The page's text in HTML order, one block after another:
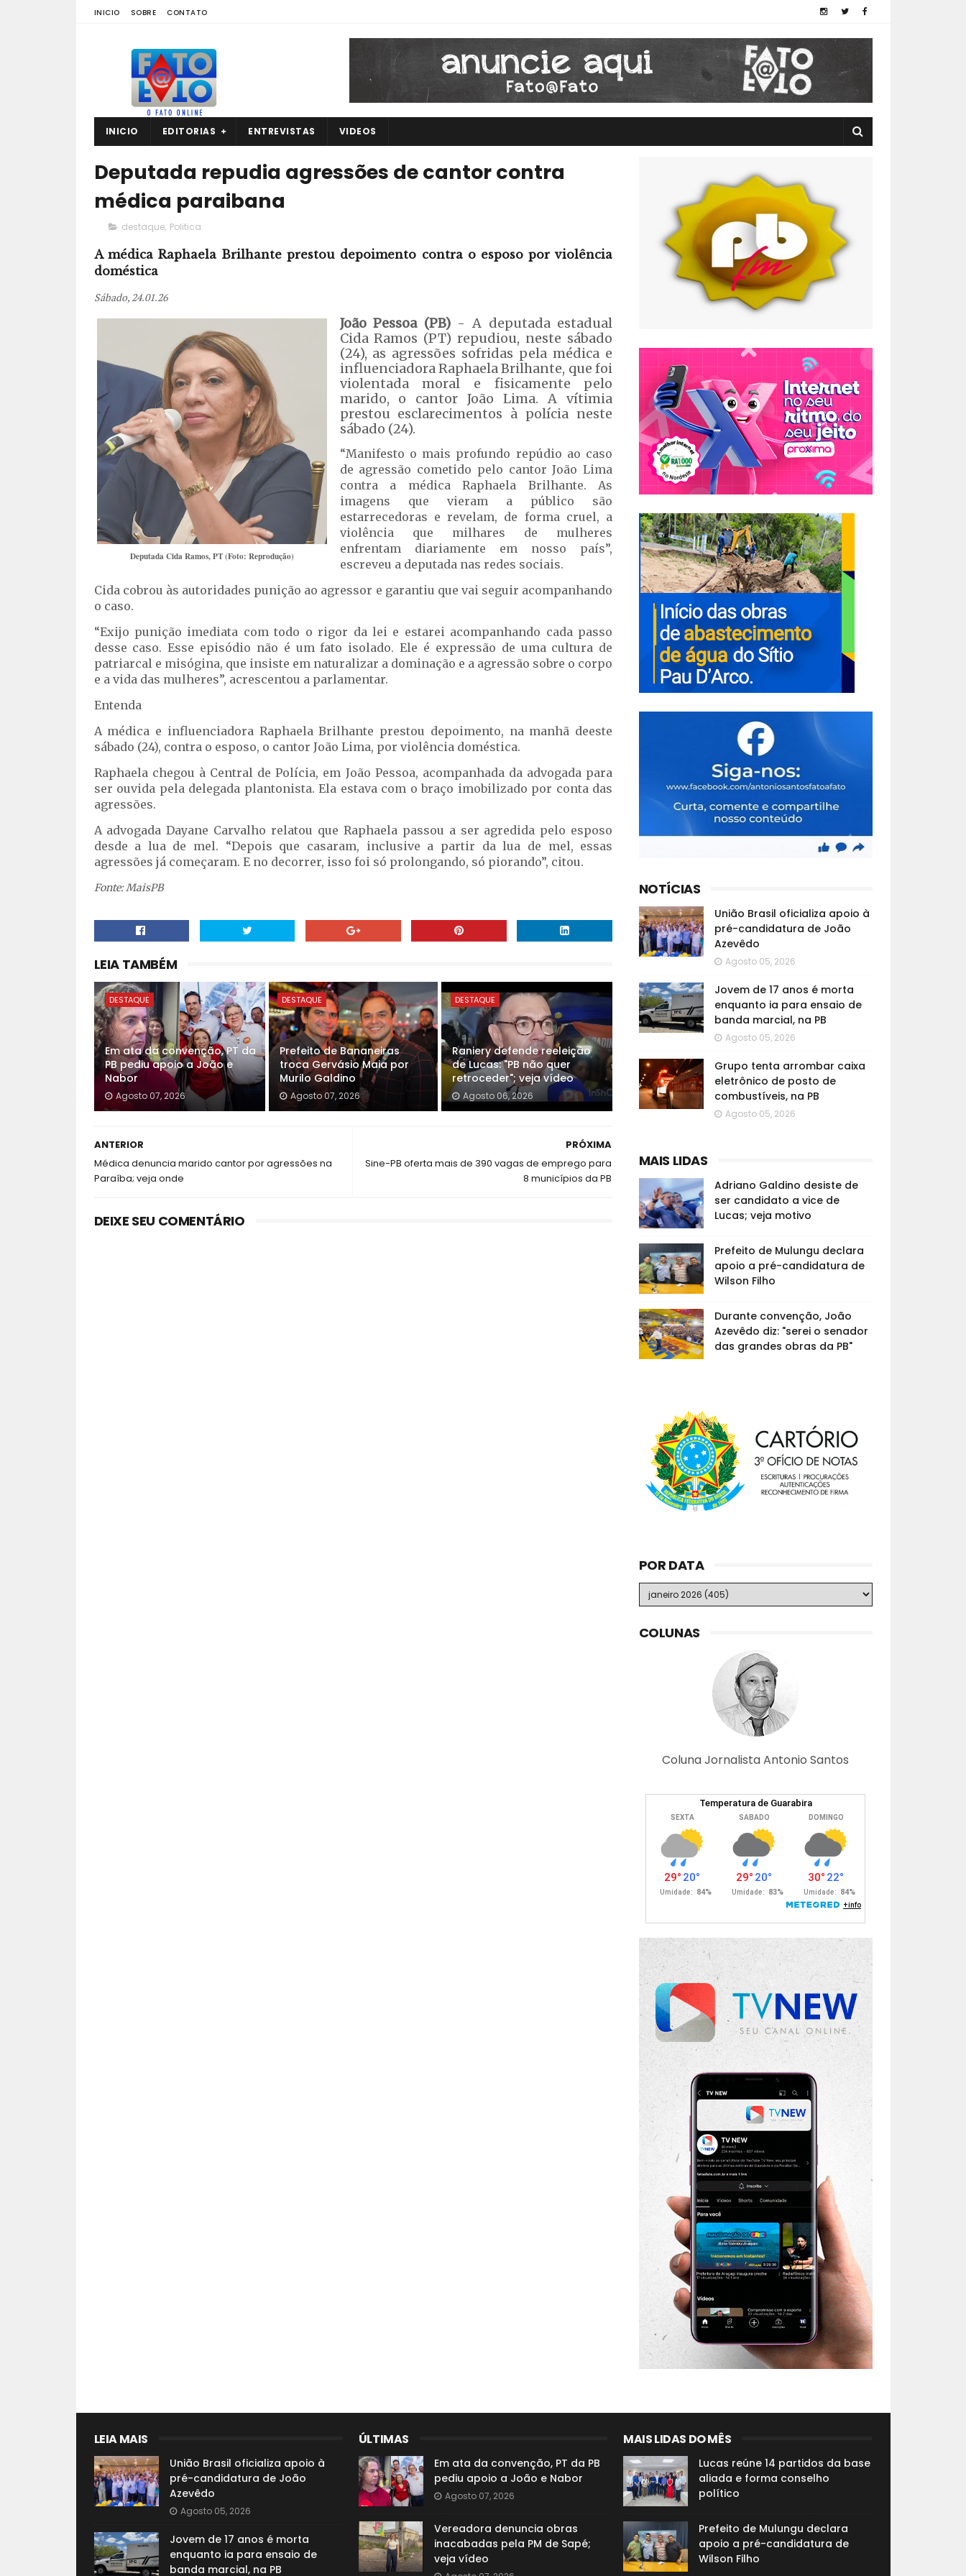
INICIO SOBRE CONTATO
INICIO EDITORIAS ENTREVISTAS VIDEOS
Deputada repudia agressões de cantor contra
médica paraibana
destaque, Politica
A médica Raphaela Brilhante prestou depoimento contra o esposo por violência
doméstica
Sábado, 24.01.26
Deputada Cida Ramos, PT (Foto: Reprodução)
João Pessoa (PB)- A deputada estadual
Cida Ramos (PT) repudiou, neste sábado
(24), as agressões sofridas pela médica e
influenciadora Raphaela Brilhante, que foi
violentada moral e fisicamente pelo
marido, o cantor João Lima. A vítimia
prestou esclarecimentos à polícia neste
sábado (24).
“Manifesto o mais profundo repúdio ao caso
de agressão cometido pelo cantor João Lima
contra a médica Raphaela Brilhante. As
imagens que vieram a público são
estarrecedoras e revelam, de forma cruel, a
violência que milhares de mulheres
enfrentam diariamente em nosso país”,
escreveu a deputada nas redes sociais.
Cida cobrou às autoridades punição ao agressor e garantiu que vai seguir acompanhando
o caso.
“Exijo punição imediata com todo o rigor da lei e estarei acompanhando cada passo
desse caso. Esse episódio não é um fato isolado. Ele é expressão de uma cultura de
patriarcal e misógina, que insiste em naturalizar a dominação e a agressão sobre o corpo
e a vida das mulheres”, acrescentou a parlamentar.
Entenda
A médica e influenciadora Raphaela Brilhante prestou depoimento, na manhã deeste
sábado (24), contra o esposo, o cantor João Lima, por violência doméstica.
Raphaela chegou à Central de Polícia, em João Pessoa, acompanhada da advogada para
ser ouvida pela delegada plantonista. Ela estava com o braço imobilizado por conta das
agressões.
A advogada Dayane Carvalho relatou que Raphaela passou a ser agredida pelo esposo
desde a lua de mel. “Depois que casaram, inclusive a partir da lua de mel, essas
agressões já começaram. E no decorrer, isso foi só prolongando, só piorando”, citou.
Fonte: MaisPB
LEIA TAMBÉM
DESTAQUE
Em ata da convenção, PT da
PB pediu apoio a João e
Nabor
Agosto 07, 2026
DESTAQUE
Prefeito de Bananeiras
troca Gervásio Maia por
Murilo Galdino
Agosto 07, 2026
DESTAQUE
Raniery defende reeleição
de Lucas: "PB não quer
retroceder"; veja vídeo
Agosto 06, 2026
PRÓXIMA
Sine-PB oferta mais de 390 vagas de emprego para
8 municípios da PB
ANTERIOR
Médica denuncia marido cantor por agressões na
Paraíba; veja onde
DEIXE SEU COMENTÁRIO
NOTÍCIAS
União Brasil oficializa apoio à
pré-candidatura de João
Azevêdo
Agosto 05, 2026
Jovem de 17 anos é morta
enquanto ia para ensaio de
banda marcial, na PB
Agosto 05, 2026
Grupo tenta arrombar caixa
eletrônico de posto de
combustíveis, na PB
Agosto 05, 2026
MAIS LIDAS
Adriano Galdino desiste de
ser candidato a vice de
Lucas; veja motivo
Prefeito de Mulungu declara
apoio a pré-candidatura de
Wilson Filho
Durante convenção, João
Azevêdo diz: "serei o senador
das grandes obras da PB"
POR DATA
COLUNAS
Coluna Jornalista Antonio Santos
LEIA MAIS
União Brasil oficializa apoio à
pré-candidatura de João
Azevêdo
Agosto 05, 2026
Jovem de 17 anos é morta
enquanto ia para ensaio de
banda marcial, na PB
ÚLTIMAS
Em ata da convenção, PT da PB
pediu apoio a João e Nabor
Agosto 07, 2026
Vereadora denuncia obras
inacabadas pela PM de Sapé;
veja vídeo
MAIS LIDAS DO MÊS
Lucas reúne 14 partidos da base
aliada e forma conselho
político
Prefeito de Mulungu declara
apoio a pré-candidatura de
Wilson Filho